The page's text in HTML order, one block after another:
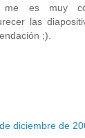
me es muy
las
;).
diciembre de